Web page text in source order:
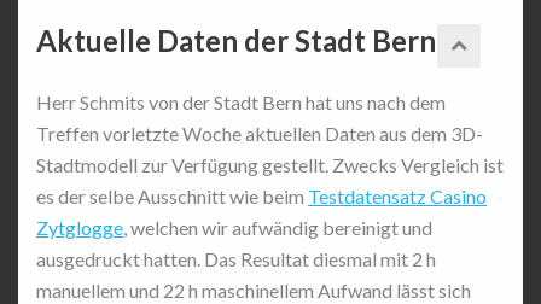
Aktuelle Daten der Stadt Bern
Herr Schmits von der Stadt Bern hat uns nach dem
Treffen vorletzte Woche aktuellen Daten aus dem 3D-
Stadtmodell zur Verfügung gestellt. Zwecks Vergleich ist
es der selbe Ausschnitt wie beim Testdatensatz Casino
Zytglogge, welchen wir aufwändig bereinigt und
ausgedruckt hatten. Das Resultat diesmal mit 2 h
manuellem und 22 h maschinellem Aufwand lässt sich